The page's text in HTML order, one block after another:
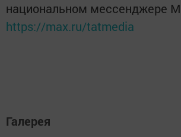
национальном мессенджере
https://max.ru/tatmedia
Галерея